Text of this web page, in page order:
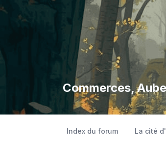
Commerces,
Index du forum La cité